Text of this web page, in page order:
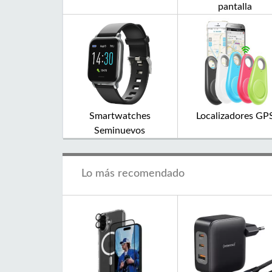
pantalla
Smartwatches
Seminuevos
Localizadores
Lo más recomendado